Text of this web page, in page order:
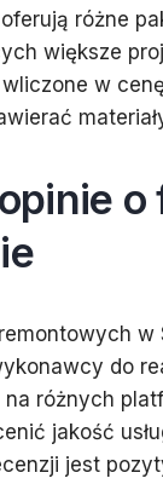
różne
większe
wliczone w
do
na różnych
jakość
jest